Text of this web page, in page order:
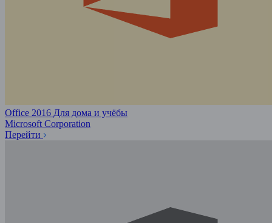
Office 2016 Для дома и учёбы
Microsoft Corporation
Перейти